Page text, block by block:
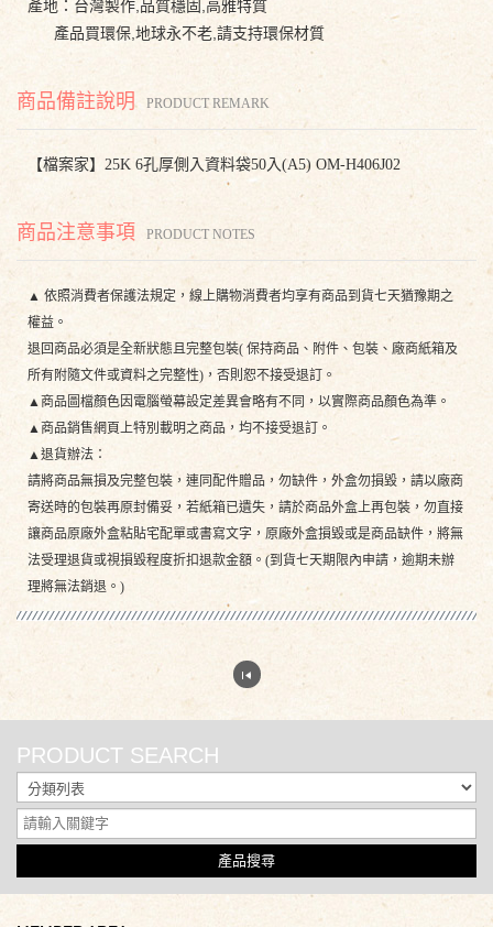
產地：台灣製作,品質穩固,高雅特質
產品買環保,地球永不老,請支持環保材質
商品備註說明 PRODUCT REMARK
【檔案家】25K 6孔厚側入資料袋50入(A5) OM-H406J02
商品注意事項 PRODUCT NOTES
▲ 依照消費者保護法規定，線上購物消費者均享有商品到貨七天猶豫期之
權益。
退回商品必須是全新狀態且完整包裝( 保持商品、附件、包裝、廠商紙箱及
所有附隨文件或資料之完整性)，否則恕不接受退訂。
▲商品圖檔顏色因電腦螢幕設定差異會略有不同，以實際商品顏色為準。
▲商品銷售網頁上特別載明之商品，均不接受退訂。
▲退貨辦法：
請將商品無損及完整包裝，連同配件贈品，勿缺件，外盒勿損毀，請以廠商
寄送時的包裝再原封備妥，若紙箱已遺失，請於商品外盒上再包裝，勿直接
讓商品原廠外盒粘貼宅配單或書寫文字，原廠外盒損毀或是商品缺件，將無
法受理退貨或視損毀程度折扣退款金額。(到貨七天期限內申請，逾期未辦
理將無法銷退。)
PRODUCT SEARCH
產品搜尋